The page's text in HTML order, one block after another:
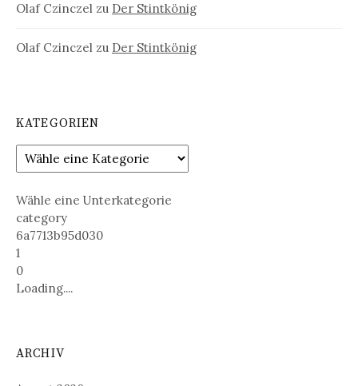
Olaf Czinczel zu Der Stintkönig
Olaf Czinczel zu Der Stintkönig
KATEGORIEN
Wähle eine Unterkategorie
category
6a7713b95d030
1
0
Loading....
ARCHIV